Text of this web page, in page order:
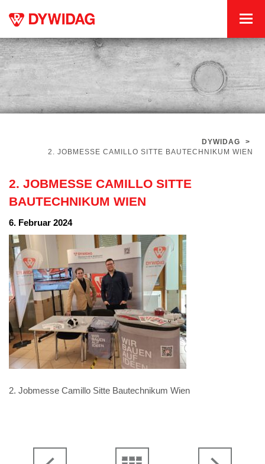
DYWIDAG
>
2. JOBMESSE CAMILLO SITTE BAUTECHNIKUM WIEN
2. JOBMESSE CAMILLO SITTE
BAUTECHNIKUM WIEN
6. Februar 2024
2. Jobmesse Camillo Sitte Bautechnikum Wien